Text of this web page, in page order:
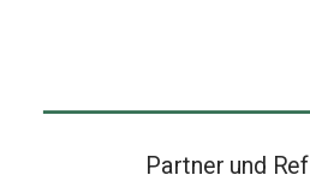
Partner und